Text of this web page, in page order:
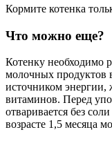
Кормите котенка
Что можно еще?
Котенку необходимо
молочных продуктов
источником
витаминов. Перед
отваривается без
возрасте 1,5 месяца